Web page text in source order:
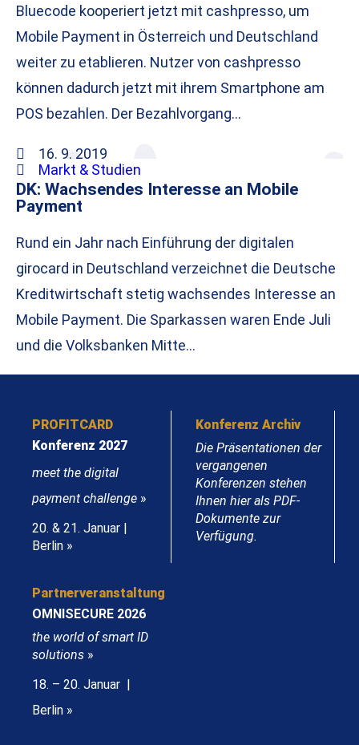
Bluecode kooperiert jetzt mit cashpresso, um
Mobile Payment in Österreich und Deutschland
weiter zu etablieren. Nutzer von cashpresso
können dadurch jetzt mit ihrem Smartphone am
POS bezahlen. Der Bezahlvorgang…
16. 9. 2019
Markt & Studien
DK: Wachsendes Interesse an Mobile
Payment
Rund ein Jahr nach Einführung der digitalen
girocard in Deutschland verzeichnet die Deutsche
Kreditwirtschaft stetig wachsendes Interesse an
Mobile Payment. Die Sparkassen waren Ende Juli
und die Volksbanken Mitte…
PROFITCARD
Konferenz 2027
meet the digital
payment challenge »
20. & 21. Januar |
Berlin »
Konferenz Archiv
Die Präsentationen der
vergangenen
Konferenzen stehen
Ihnen hier als PDF-
Dokumente zur
Verfügung.
Partnerveranstaltung
OMNISECURE 2026
the world of smart ID
solutions »
18. – 20. Januar |
Berlin »